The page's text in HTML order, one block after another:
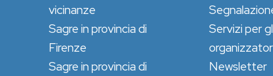
vicinanze
Sagre in provincia di
Firenze
Sagre in provincia di
Servizi per
Newsletter